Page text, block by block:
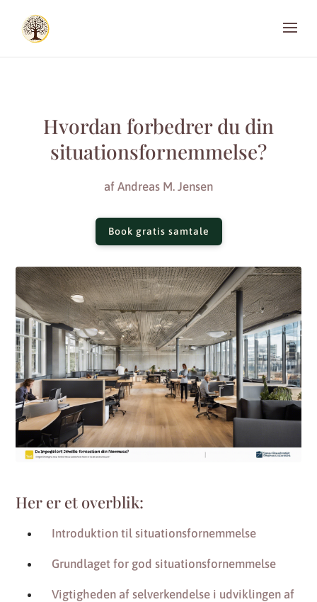
Hvordan forbedrer du din
situationsfornemmelse?
af Andreas M. Jensen
Book gratis samtale
Her er et overblik:
Introduktion til situationsfornemmelse
Grundlaget for god situationsfornemmelse
Vigtigheden af selverkendelse i udviklingen af